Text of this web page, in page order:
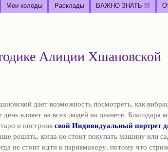
Мои колоды Расклады ВАЖНО ЗНАТЬ !!!
Алиции Хшановской
дает возможность посмотреть, как
влияет на всех людей на планете. Благодаря
и построивсвой Индивидуальный портрет
решать, когда не стоит покупать машину или
не стоит идти к парикмахеру, потому что